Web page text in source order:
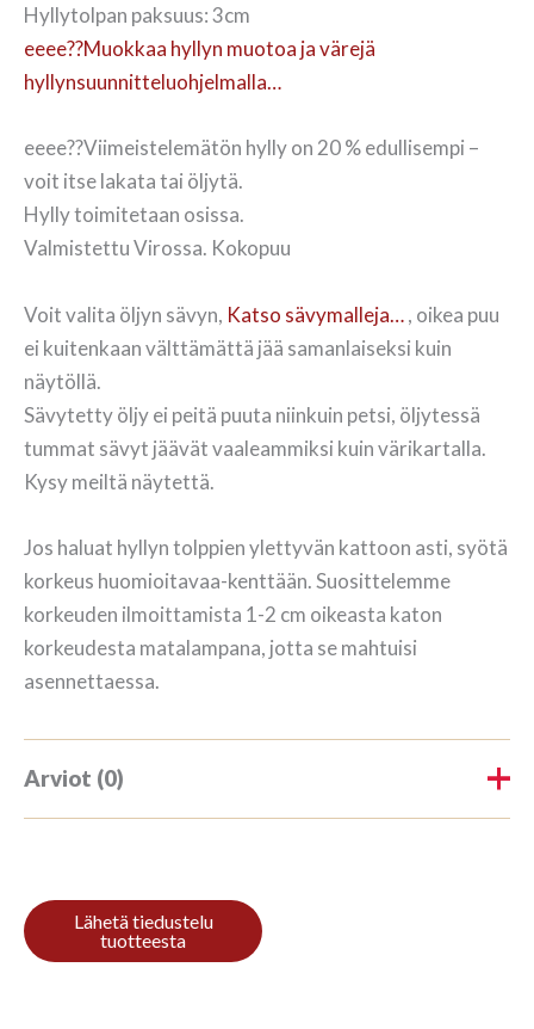
Hyllytolpan paksuus: 3cm
eeee??Muokkaa hyllyn muotoa ja värejä
hyllynsuunnitteluohjelmalla…
eeee??Viimeistelemätön hylly on 20 % edullisempi –
voit itse lakata tai öljytä.
Hylly toimitetaan osissa.
Valmistettu Virossa. Kokopuu
Voit valita öljyn sävyn, Katso sävymalleja…, oikea puu
ei kuitenkaan välttämättä jää samanlaiseksi kuin
näytöllä.
Sävytetty öljy ei peitä puuta niinkuin petsi, öljytessä
tummat sävyt jäävät vaaleammiksi kuin värikartalla.
Kysy meiltä näytettä.
Jos haluat hyllyn tolppien ylettyvän kattoon asti, syötä
korkeus huomioitavaa-kenttään. Suosittelemme
korkeuden ilmoittamista 1-2 cm oikeasta katon
korkeudesta matalampana, jotta se mahtuisi
asennettaessa.
Arviot (0)
Kirjoita ensimmäinen arvio